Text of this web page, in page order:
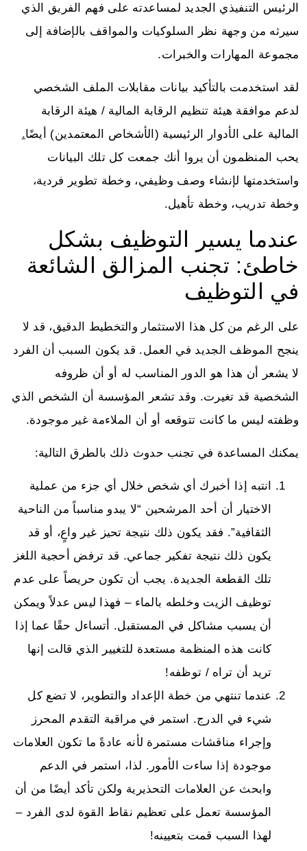
الرئيس التنفيذي الجديد لمساعدته على فهم الفريق الذي
سيرثه من وجهة نظر السلوكيات والمواقف بالإضافة إلى
مجموعة المهارات والخبرات.
لقد استخدمت بالتأكيد بيانات مقابلات الملف الشخصي
لدعم موافقة هيئة تنظيم الرقابة المالية / هيئة الرقابة
المالية على الأدوار الرئيسية (الأشخاص المعتمدين) أيضًا.
يحب المنظمون أن يروا أنك جمعت كل تلك البيانات
واستخدمتها لإنشاء وصف وظيفي، وخطة تطوير فردية،
وخطة تدريب، وخطة تأهيل.
عندما يسير التوظيف بشكل
خاطئ: تجنب المزالق الشائعة
في التوظيف
على الرغم من كل هذا الاستثمار والتخطيط الدقيق، قد لا
ينجح الموظف الجديد في العمل. قد يكون السبب أن الفرد
لا يشعر أن هذا هو الدور المناسب له أو أن ظروفه
الشخصية قد تغيرت. وقد تشعر المؤسسة أن الشخص الذي
وظفته ليس ما كانت تتوقعه أو أن الملاءمة غير موجودة.
يمكنك المساعدة في تجنب حدوث ذلك بالطرق التالية:
انتبه إذا أخبرك أي شخص خلال أي جزء من عملية
الاختيار أن أحد المرشحين “لا يبدو مناسباً من الناحية
الثقافية”. فقد يكون ذلك نتيجة تحيز غير واعٍ، أو قد
يكون ذلك نتيجة تفكير جماعي. قد ترفض أحجية اللغز
تلك القطعة الجديدة. يجب أن تكون حريصاً على عدم
توظيف الزيت وخلطه بالماء – فهذا ليس عدلاً ويمكن
أن يسبب مشاكل في المستقبل. أتساءل حقًا عما إذا
كانت هذه المنظمة مستعدة للتغيير الذي قالت إنها
تريد أن تراه / توظفه!
عندما تنتهي من خطة الإعداد والتطوير، لا تضع كل
شيء في الدرج. استمر في مراقبة التقدم المحرز
وإجراء مناقشات مستمرة لأنه عادةً ما تكون العلامات
موجودة إذا ساءت الأمور. لذا، استمر في الدعم
وابحث عن العلامات التحذيرية ولكن تأكد أيضًا من أن
المؤسسة تعمل على تعظيم نقاط القوة لدى الفرد –
لهذا السبب قمت بتعيينه!